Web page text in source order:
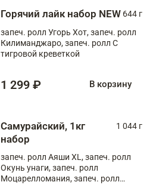
Горячий лайк набор NEW 644 г
запеч. ролл Угорь Хот, запеч. ролл
Килиманджаро, запеч. ролл С
тигровой креветкой
1 299 ₽ В корзину
Самурайский, 1кг
набор
1 044 г
запеч. ролл Аяши XL, запеч. ролл
Окунь унаги, запеч. ролл
Моцарелломания, запеч. ролл